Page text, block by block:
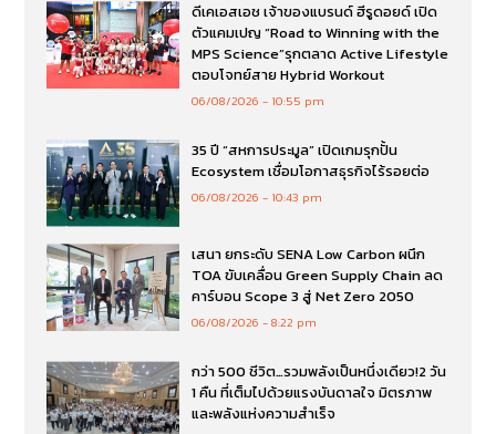
ดีเคเอสเอช เจ้าของแบรนด์ ฮีรูดอยด์ เปิด
ตัวแคมเปญ “Road to Winning with the
MPS Science”รุกตลาด Active Lifestyle
ตอบโจทย์สาย Hybrid Workout
06/08/2026 10:55 pm
35 ปี “สหการประมูล” เปิดเกมรุกปั้น
Ecosystem เชื่อมโอกาสธุรกิจไร้รอยต่อ
06/08/2026 10:43 pm
เสนา ยกระดับ SENA Low Carbon ผนึก
TOA ขับเคลื่อน Green Supply Chain ลด
คาร์บอน Scope 3 สู่ Net Zero 2050
06/08/2026 8:22 pm
กว่า 500 ชีวิต…รวมพลังเป็นหนึ่งเดียว!2 วัน
1 คืน ที่เต็มไปด้วยแรงบันดาลใจ มิตรภาพ
และพลังแห่งความสำเร็จ